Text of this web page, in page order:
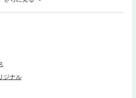
上演権を、姑息な手段で手に入れようとし
宰は、学生時代、演劇部で同期だった男だ
ジナル